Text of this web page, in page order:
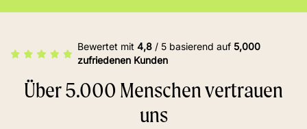
Bewertet mit4,8 / 5 basierend auf 5,000
zufriedenen Kunden
Über 5.000 Menschen vertrauen
uns